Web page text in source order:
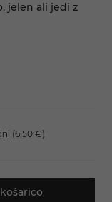
jelen ali jedi z
(6,50 €)